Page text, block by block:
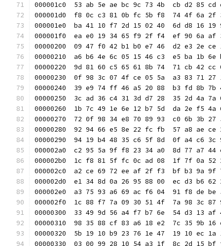
000001c0  53 ab 5e ae bc 9c 73 4b  cb d2 85
000001d0  f8 0c c3 81 0b fc 5b f8  74 4f 6a
000001e0  ba 41 10 f7 2d 15 02 40  6d d8 16
000001f0  ea e0 19 34 65 f9 2f f4  ef 90 6a
00000200  09 47 f0 42 b1 b0 e7 46  d2 e3 2e
00000210  a6 b6 4e 6c 05 15 46 c3  e5 ba 1b
00000220  9d 81 60 c5 65 61 8b 74  71 cb
00000230  0f 98 3c 07 4f ce 05 5a  a3 83
00000240  39 e9 74 ff 46 a5 20 88  b3 fd 8b
00000250  3c ad 36 c4 31 3d d7 28  35 2d 4a
00000260  1b 7c 49 1e 6e 12 b7 5d  da 2e
00000270  72 0f 98 34 e8 70 89 93  c0 6b 3b
00000280  92 94 66 e5 8e 22 fc fb  57 a8
00000290  94 19 b4 48 35 c6 5f 8d  0f a4 c6
000002a0  c2 95 5a 9f f8 23 34 a0  8d 77 a7
000002b0  1c f8 81 5f fc 0c ad 08  1f 7f 0a
000002c0  a2 ce 69 72 ee af 2f f3  bf b3
000002d0  e1 34 8d 0a 26 95 88 00  ec d3 b6
000002e0  a3 75 93 a6 69 ac f6 04  91 f8
000002f0  1c 88 f7 7a 09 30 51 4f  7a 98 3c
00000300  33 49 9d 56 a4 f7 b7 6e  54 d3 13
00000310  98 35 88 cf 83 a6 18 e2  7c 35 9b
00000320  5b 19 10 b9 23 76 1e 47  19 10
00000330  03 00 99 28 10 54 a3 1f  8c 2d